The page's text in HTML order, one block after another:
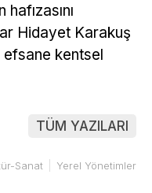
Hidayet Karakuş
kentsel
TÜM YAZILARI
Sanat Yerel Yönetimler